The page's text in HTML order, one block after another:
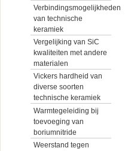
Verbindingsmogelijkheden
van technische
keramiek
Vergelijking van SiC
kwaliteiten met andere
materialen
Vickers hardheid van
diverse soorten
technische keramiek
Warmtegeleiding bij
toevoeging van
boriumnitride
Weerstand tegen